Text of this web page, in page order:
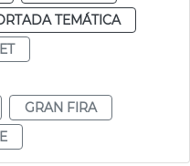
TEMÁTICA
GRAN FIRA